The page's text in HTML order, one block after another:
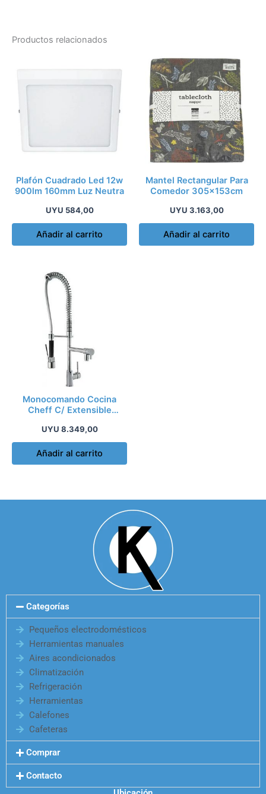
Productos relacionados
Plafón Cuadrado Led 12w
900lm 160mm Luz Neutra
UYU 584,00
Añadir al carrito
Mantel Rectangular Para
Comedor 305x153cm
UYU 3.163,00
Añadir al carrito
Monocomando Cocina
Cheff C/ Extensible
UYU 8.349,00
Añadir al carrito
Categorías
Pequeños electrodomésticos
Herramientas manuales
Aires acondicionados
Climatización
Refrigeración
Herramientas
Calefones
Cafeteras
Comprar
Contacto